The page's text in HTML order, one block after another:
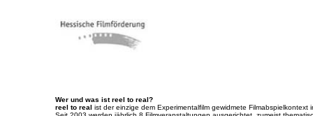
Wer und was ist reel to real?
reel to real ist der einzige dem Experimentalfilm gewidmete Filmabspielkontext